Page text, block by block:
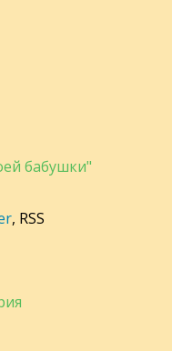
бабушки"
, RSS